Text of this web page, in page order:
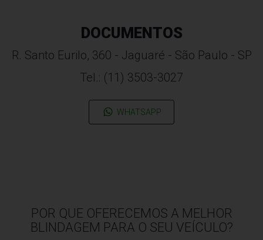
DOCUMENTOS
R. Santo Eurilo, 360 - Jaguaré - São Paulo - SP
Tel.: (11) 3503-3027
WHATSAPP
POR QUE OFERECEMOS A MELHOR
BLINDAGEM PARA O SEU VEÍCULO?